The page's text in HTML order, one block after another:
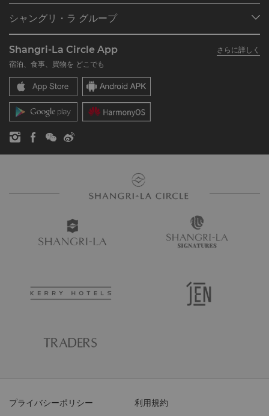
レストラン＆バー
シャングリ・ラ サークルに入会
よくあるお問合せや質問
SLCに関するお問い合わせ
シャングリ・ラ グループ
シャングリ・ラ ブランド
シャングリ・ラ センター
レジデンス
お問い合わせ
採用情報
企業の社会的責任
ニュース
Shangri-La Circle App
さらに詳しく
宿泊、食事、買物を どこでも
プライバシーポリシー 利用規約